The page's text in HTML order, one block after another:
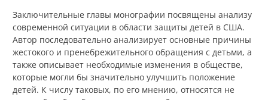
Заключительные главы монографии посвящены анализу
современной ситуации в области защиты детей в США.
Автор последовательно анализирует основные причины
жестокого и пренебрежительного обращения с детьми, а
также описывает необходимые изменения в обществе,
которые могли бы значительно улучшить положение
детей. К числу таковых, по его мнению, относятся не